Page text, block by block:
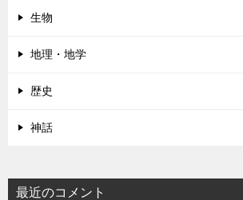
生物
地理・地学
歴史
神話
最近のコメント